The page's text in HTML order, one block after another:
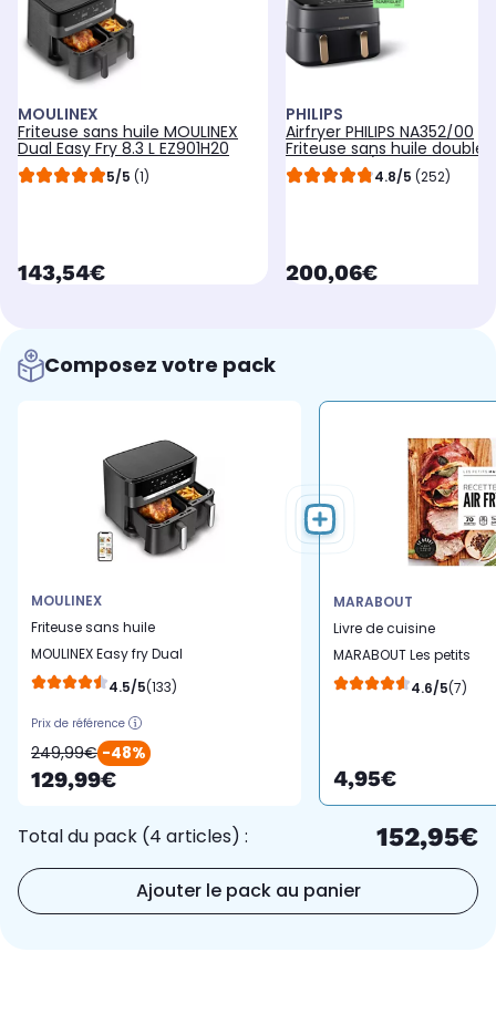
MOULINEX
Friteuse sans huile MOULINEX
Dual Easy Fry 8.3 L EZ901H20
5/5 (1)
currentPrice
143,54€
PHILIPS
Airfryer PHILIPS NA352/00
Friteuse sans huile double
panier Noir/Doré, Série
(3+6L) 4.8/5 (252)
currentPrice
200,06€
Composez votre pack
MOULINEX
Friteuse sans huile
MOULINEX Easy fry Dual
XXL 11L EZ942HF0
4.5/5(133)
Prix de référence
249,99€ -48%
129,99€
MARABOUT
Livre de cuisine
MARABOUT Les petits
Marabout - Robot Air
4.6/5(7)
4,95€
Total du pack (4 articles) : 152,95€
Ajouter le pack au panier